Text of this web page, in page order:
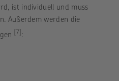
ist individuell und muss
Außerdem werden die
[7]: